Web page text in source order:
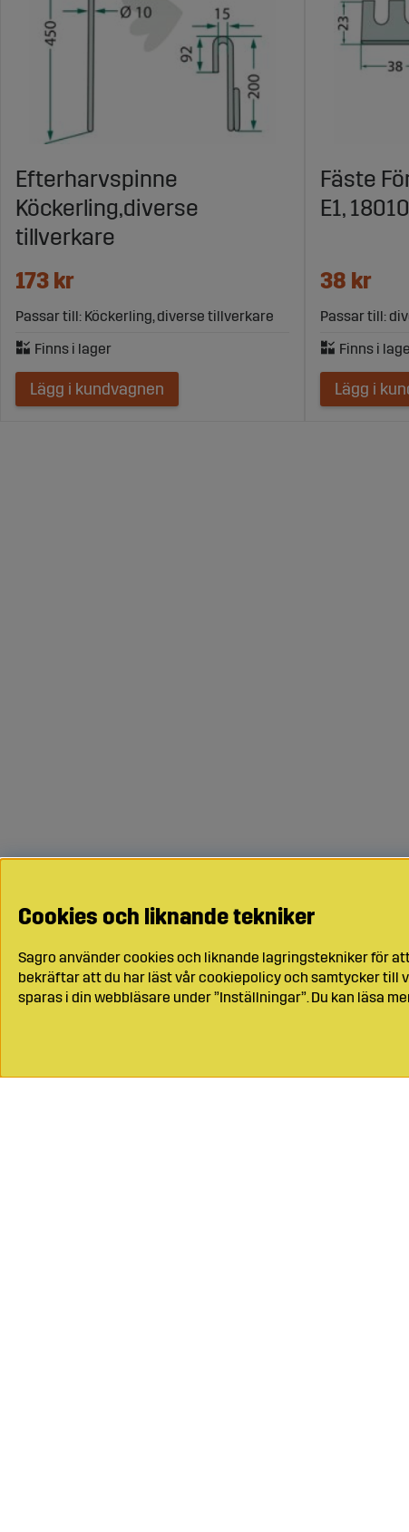
Efterharvspinne
Köckerling,diverse
tillverkare
173 kr
Passar till: Köckerling, diverse tillverkare
Lägg i kundvagnen
Fäste
E1,
38 kr
Passar till:
Lägg i
Cookies och liknande tekniker
Sagro använder cookies och liknande lagringstekniker för
bekräftar att du har läst vår cookiepolicy och samtycker till
sparas i din webbläsare under ”Inställningar”. Du kan läsa